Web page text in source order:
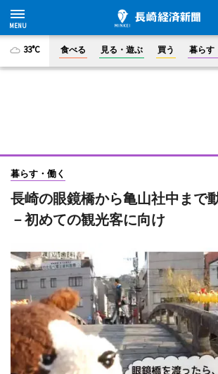
33°C 食べる 見る・遊ぶ 買う 暮らす
暮らす・働く
長崎の眼鏡橋から亀山社中まで
－初めての観光客に向け